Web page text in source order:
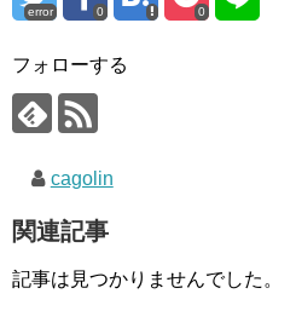
error 0 0
フォローする
cagolin
関連記事
記事は見つかりませんでした。